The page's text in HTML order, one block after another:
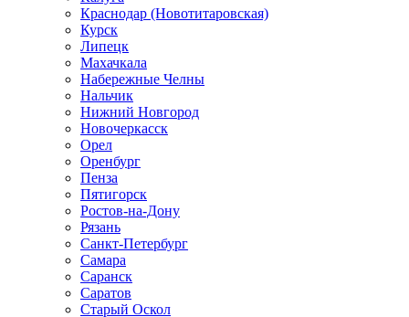
Краснодар (Новотитаровская)
Курск
Липецк
Махачкала
Набережные Челны
Нальчик
Нижний Новгород
Новочеркасск
Орел
Оренбург
Пенза
Пятигорск
Ростов-на-Дону
Рязань
Санкт-Петербург
Самара
Саранск
Саратов
Старый Оскол